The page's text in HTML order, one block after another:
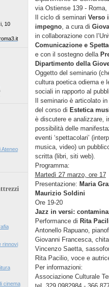
10
Ateneo
rinnovi
cinema
via Ostiense 139 - Roma,
Il ciclo di seminari Verso
impegno, a cura di
in collaborazione con
Comunicazione e
e con il sostegno della
Dipartimento della
Oggetto del seminario
cultura poetica odierna e
sociali in rapporto al
Il seminario è articolato
del corso di Estetica
è discutere e analizzare,
possibilità delle
eventi ‘spettacolari’
musica, video) un
scritta (libri, siti web).
Programma:
Martedì 27 marzo, ore 17
Presentazione: Maria
Maurizio Soldini
Ore 19-20
Jazz in versi:
Performance di Rita
Antonello Rapuano,
Giovanni Francesca,
Vincenzo Saetta,
Rita Pacilio, voce e
Per informazioni:
Associazione Culturale